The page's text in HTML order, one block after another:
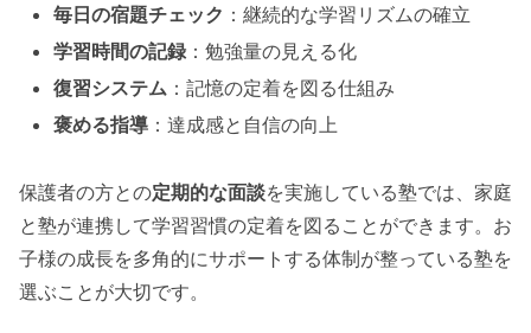
毎日の宿題チェック ：継続的な学習リズムの確立
学習時間の記録 ：勉強量の見える化
復習システム ：記憶の定着を図る仕組み
褒める指導 ：達成感と自信の向上
保護者の方との定期的な面談を実施している塾では、家庭
と塾が連携して学習習慣の定着を図ることができます。お
子様の成長を多角的にサポートする体制が整っている塾を
選ぶことが大切です。